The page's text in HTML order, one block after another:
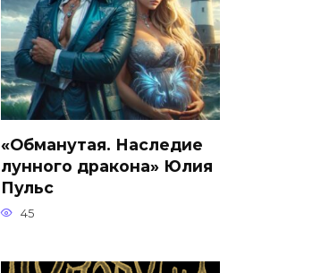
«Обманутая. Наследие
лунного дракона» Юлия
Пульс
45